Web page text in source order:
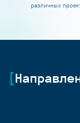
различных